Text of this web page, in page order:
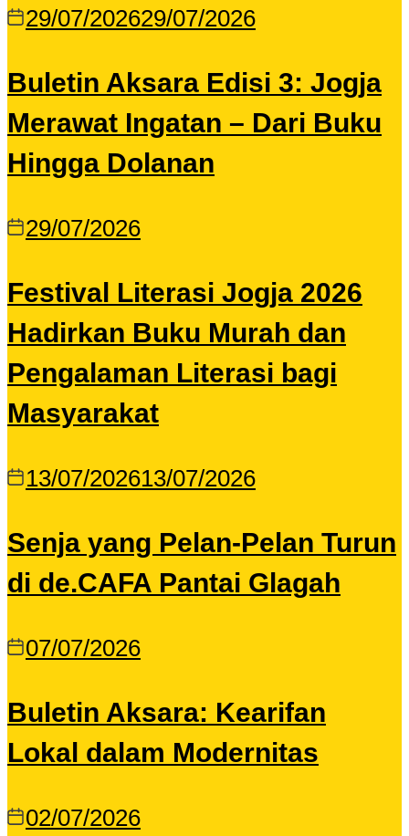
29/07/202629/07/2026
Buletin Aksara Edisi 3: Jogja
Merawat Ingatan – Dari Buku
Hingga Dolanan
29/07/2026
Festival Literasi Jogja 2026
Hadirkan Buku Murah dan
Pengalaman Literasi bagi
Masyarakat
13/07/202613/07/2026
Senja yang Pelan-Pelan Turun
di de.CAFA Pantai Glagah
07/07/2026
Buletin Aksara: Kearifan
Lokal dalam Modernitas
02/07/2026